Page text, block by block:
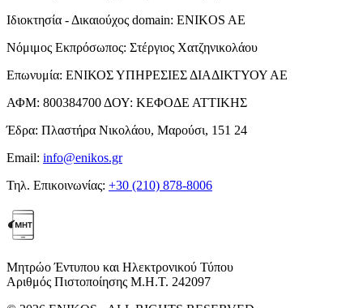
Ιδιοκτησία - Δικαιούχος domain: ENIKOS AE
Νόμιμος Εκπρόσωπος: Στέργιος Χατζηνικολάου
Επωνυμία: ΕΝΙΚΟΣ ΥΠΗΡΕΣΙΕΣ ΔΙΑΔΙΚΤΥΟΥ ΑΕ
ΑΦΜ: 800384700 ΔΟΥ: ΚΕΦΟΔΕ ΑΤΤΙΚΗΣ
Έδρα: Πλαστήρα Νικολάου, Μαρούσι, 151 24
Email: info@enikos.gr
Τηλ. Επικοινωνίας: +30 (210) 878-8006
Μητρώο Έντυπου και Ηλεκτρονικού Τύπου
Αριθμός Πιστοποίησης Μ.Η.Τ. 242097